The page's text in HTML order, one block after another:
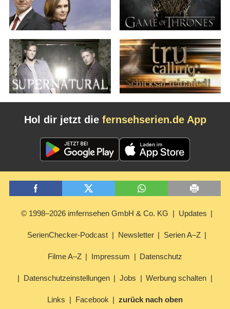
Hol dir jetzt die fernsehserien.de App
© 1998–2026 imfernsehen GmbH & Co. KG Updates
SerienChecker-Podcast Newsletter Serien A–Z
Filme A–Z Impressum Datenschutz
Datenschutzeinstellungen Jobs Werbung schalten
Links Facebook zurück nach oben